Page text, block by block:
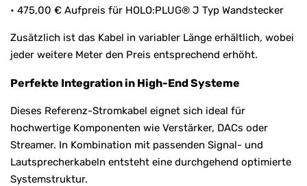
• 475,00 € Aufpreis für HOLO:PLUG® J Typ Wandstecker
Zusätzlich ist das Kabel in variabler Länge erhältlich, wobei
jeder weitere Meter den Preis entsprechend erhöht.
Perfekte Integration in High-End Systeme
Dieses Referenz-Stromkabel eignet sich ideal für
hochwertige Komponenten wie Verstärker, DACs oder
Streamer. In Kombination mit passenden Signal- und
Lautsprecherkabeln entsteht eine durchgehend optimierte
Systemstruktur.